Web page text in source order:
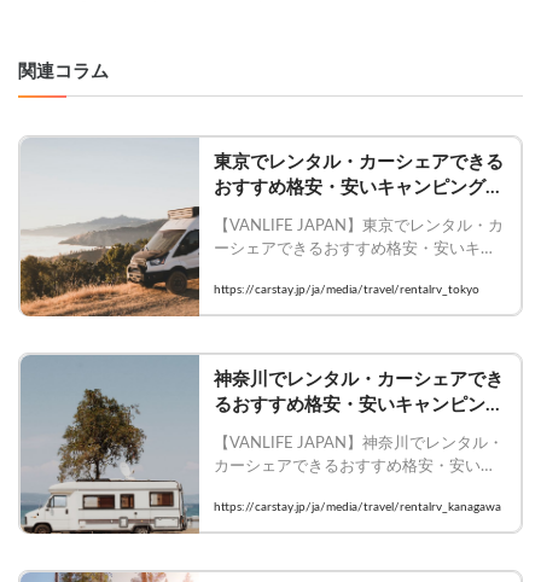
関連コラム
東京でレンタル・カーシェアできる
おすすめ格安・安いキャンピングカ
【VANLIFE JAPAN】東京でレンタル・カ
ーシェアできるおすすめ格安・安いキャ
    #Carstay #VANLIFEJAPAN #バンライ
フ #Carstay #キャンピングカー #レンタ
https://carstay.jp/ja/media/travel/rentalrv_tokyo
神奈川でレンタル・カーシェアでき
るおすすめ格安・安いキャンピング
【VANLIFE JAPAN】神奈川でレンタル・
カーシェアできるおすすめ格安・安いキ
    #Carstay #VANLIFEJAPAN #バンライ
フ #Carstay #キャンピングカー #レンタ
https://carstay.jp/ja/media/travel/rentalrv_kanagawa